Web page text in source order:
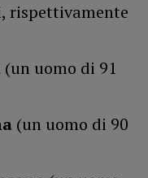
rispettivamente
(un uomo di 91
(un uomo di 90